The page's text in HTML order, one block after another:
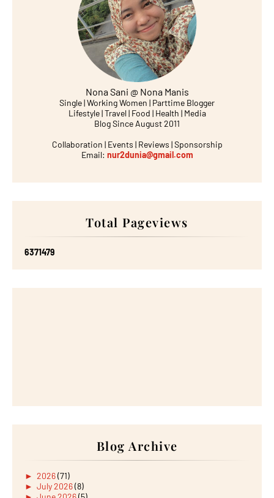
Nona Sani @ Nona Manis
Single | Working Women | Parttime Blogger
Lifestyle | Travel | Food | Health | Media
Blog Since August 2011
Collaboration | Events | Reviews | Sponsorship
Email: nur2dunia@gmail.com
Total Pageviews
6371479
Blog Archive
► 2026(71)
► July 2026(8)